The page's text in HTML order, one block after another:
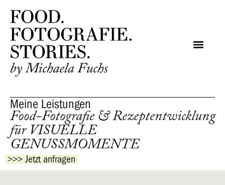
Meine Leistungen
Food-Fotografie & Rezeptentwicklung
für VISUELLE
GENUSSMOMENTE
>>> Jetzt anfragen